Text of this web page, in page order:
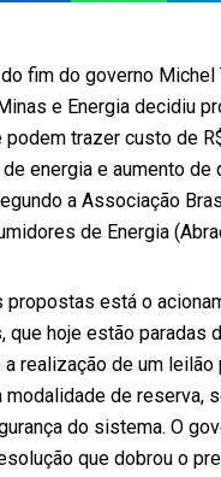
fim do governo Michel
e Energia decidiu
trazer custo de
energia e aumento de
a Associação
de Energia
propostas está o
que hoje estão paradas
realização de um leilão
modalidade de reserva,
do sistema. O
que dobrou o